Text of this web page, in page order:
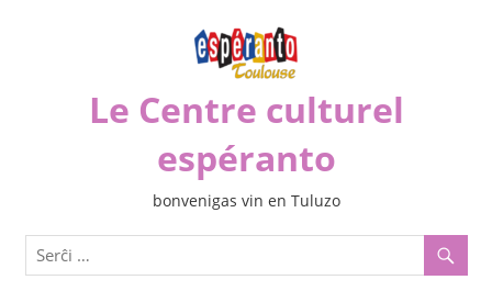
Le Centre culturel
espéranto
bonvenigas vin en Tuluzo